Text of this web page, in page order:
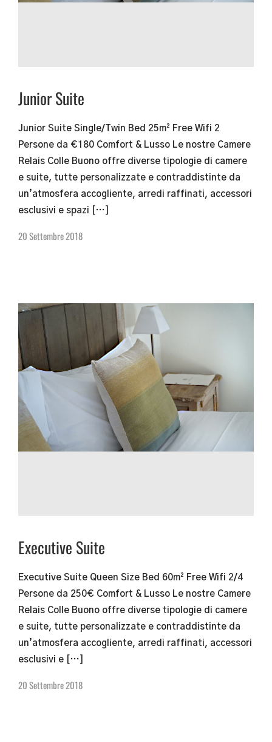
Junior Suite
Junior Suite Single/Twin Bed​ 25m² Free Wifi 2
Persone da €180 Comfort & Lusso Le nostre Camere
Relais Colle Buono offre diverse tipologie di camere
e suite, tutte personalizzate e contraddistinte da
un’atmosfera accogliente, arredi raffinati, accessori
esclusivi e spazi […]
20 Settembre 2018
Executive Suite
Executive Suite Queen Size Bed 60m² Free Wifi 2/4
Persone da 250€ Comfort & Lusso Le nostre Camere
Relais Colle Buono offre diverse tipologie di camere
e suite, tutte personalizzate e contraddistinte da
un’atmosfera accogliente, arredi raffinati, accessori
esclusivi e […]
20 Settembre 2018